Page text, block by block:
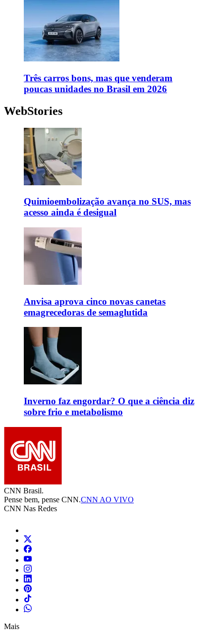
Três carros bons, mas que venderam
poucas unidades no Brasil em 2026
WebStories
Quimioembolização avança no SUS, mas
acesso ainda é desigual
Anvisa aprova cinco novas canetas
emagrecedoras de semaglutida
Inverno faz engordar? O que a ciência diz
sobre frio e metabolismo
CNN Brasil.
Pense bem, pense CNN.CNN AO VIVO
CNN Nas Redes
Mais